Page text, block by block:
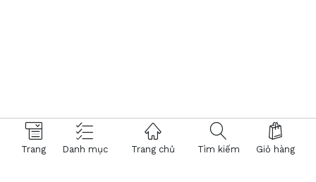
Trang Danh mục Trang chủ Tìm kiếm Giỏ hàng